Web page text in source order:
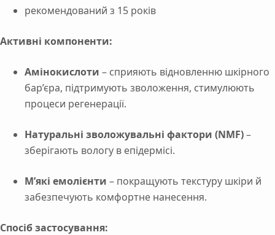
рекомендований з 15 років
Активні компоненти:
Амінокислоти – сприяють відновленню шкірного
бар’єра, підтримують зволоження, стимулюють
процеси регенерації.
Натуральні зволожувальні фактори (NMF)–
зберігають вологу в епідермісі.
М’які емолієнти – покращують текстуру шкіри й
забезпечують комфортне нанесення.
Спосібзастосування: